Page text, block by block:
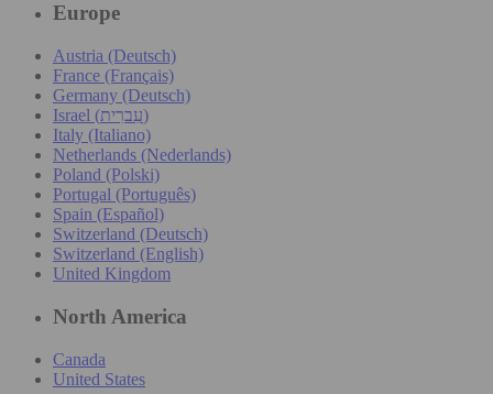
Europe
Austria (Deutsch)
France (Français)
Germany (Deutsch)
Israel (עִברִית)
Italy (Italiano)
Netherlands (Nederlands)
Poland (Polski)
Portugal (Português)
Spain (Español)
Switzerland (Deutsch)
Switzerland (English)
United Kingdom
North America
Canada
United States